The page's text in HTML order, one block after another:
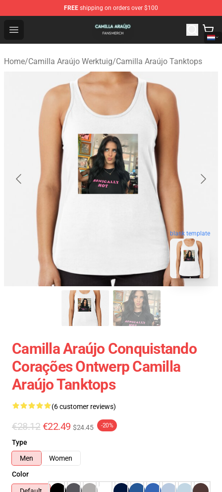
FREE shipping on orders over $100
Open menu
Camilla Araújo Shop - Official Camilla Araújo
Home/Camilla Araújo Werktuig/Camilla Araújo Tanktops
blank template
Camilla Araújo Conquistando
Corações Ontwerp Camilla
Araújo Tanktops
(6 customer reviews)
€28.12 €22.49 $24.45 -20%
Type
Men
Women
Color